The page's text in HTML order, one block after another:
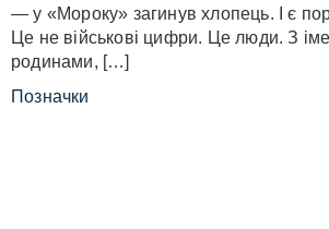
— у «Мороку» загинув хлопець. І є
Це не військові цифри. Це люди. З
родинами, […]
Позначки